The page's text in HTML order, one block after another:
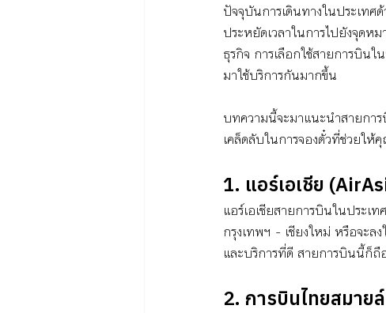
ปัจจุบันการเดินทางในประเทศ
ประหยัดเวลาในการไปยังจุดห
ธุรกิจ การเลือกใช้สายการบิน
มาใช้บริการกันมากขึ้น
บทความนี้จะมาแนะนำสายกา
เคล็ดลับในการจองตั๋วที่ช่วยใ
1. แอร์เอเชีย
แอร์เอเชียสายการบินในประเ
กรุงเทพฯ - เชียงใหม่ หรือจะล
และบริการที่ดี สายการบินนี้ก็ถื
2. การบินไทยสมาย